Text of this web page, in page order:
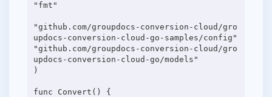
"fmt"
"github.com/groupdocs-conversion-cloud/gro
updocs-conversion-cloud-go-samples/config"
"github.com/groupdocs-conversion-cloud/gro
updocs-conversion-cloud-go/models"
)
func Convert() {